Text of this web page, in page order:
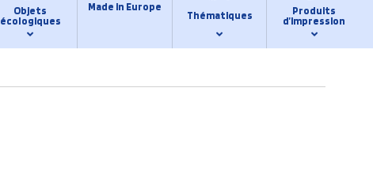
Objets
écologiques
Made in Europe
Thématiques
Produits
d’impression